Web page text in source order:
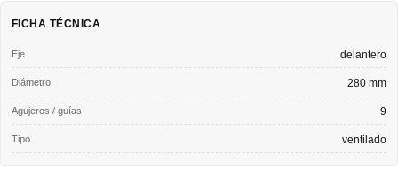
FICHA TÉCNICA
Eje delantero
Diámetro 280 mm
Agujeros / guías 9
Tipo ventilado